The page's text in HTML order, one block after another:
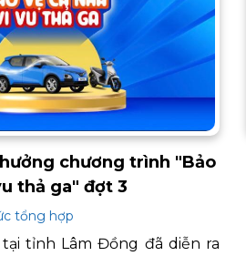
chương trình "Bảo
thả ga" đợt 3
tổng hợp
tại tỉnh Lâm Đồng đã diễn ra